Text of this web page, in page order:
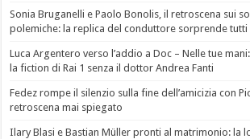
Sonia Bruganelli e Paolo Bonolis, il retroscena sui
polemiche: la replica del conduttore sorprende tutti
Luca Argentero verso l’addio a Doc – Nelle tue
la fiction di Rai 1 senza il dottor Andrea Fanti
Fedez rompe il silenzio sulla fine dell’amicizia con
retroscena mai spiegato
Ilary Blasi e Bastian Müller pronti al matrimonio: la